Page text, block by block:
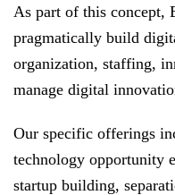
As part of this concept,
pragmatically build
organization, staffing,
manage digital
Our specific offerings
technology opportunity
startup building,